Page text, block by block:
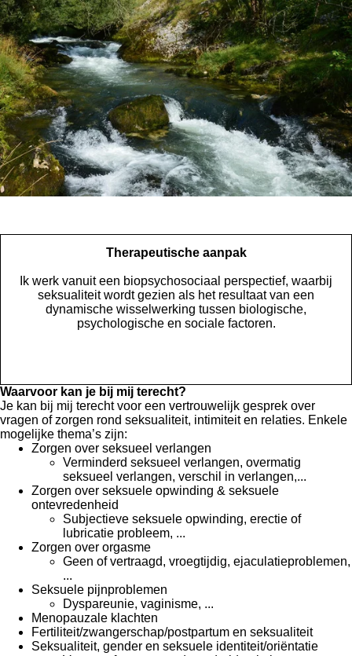
Therapeutische aanpak
Ik werk vanuit een biopsychosociaal perspectief, waarbij
seksualiteit wordt gezien als het resultaat van een
dynamische wisselwerking tussen biologische,
psychologische en sociale factoren.
Waarvoor kan je bij mij terecht?
Je kan bij mij terecht voor een vertrouwelijk gesprek over
vragen of zorgen rond seksualiteit, intimiteit en relaties. Enkele
mogelijke thema’s zijn:
Zorgen over seksueel verlangen
Verminderd seksueel verlangen, overmatig
seksueel verlangen, verschil in verlangen,...
Zorgen over seksuele opwinding & seksuele
ontevredenheid
Subjectieve seksuele opwinding, erectie of
lubricatie probleem, ...
Zorgen over orgasme
Geen of vertraagd, vroegtijdig, ejaculatieproblemen,
...
Seksuele pijnproblemen
Dyspareunie, vaginisme, ...
Menopauzale klachten
Fertiliteit/zwangerschap/postpartum en seksualiteit
Seksualiteit, gender en seksuele identiteit/oriëntatie